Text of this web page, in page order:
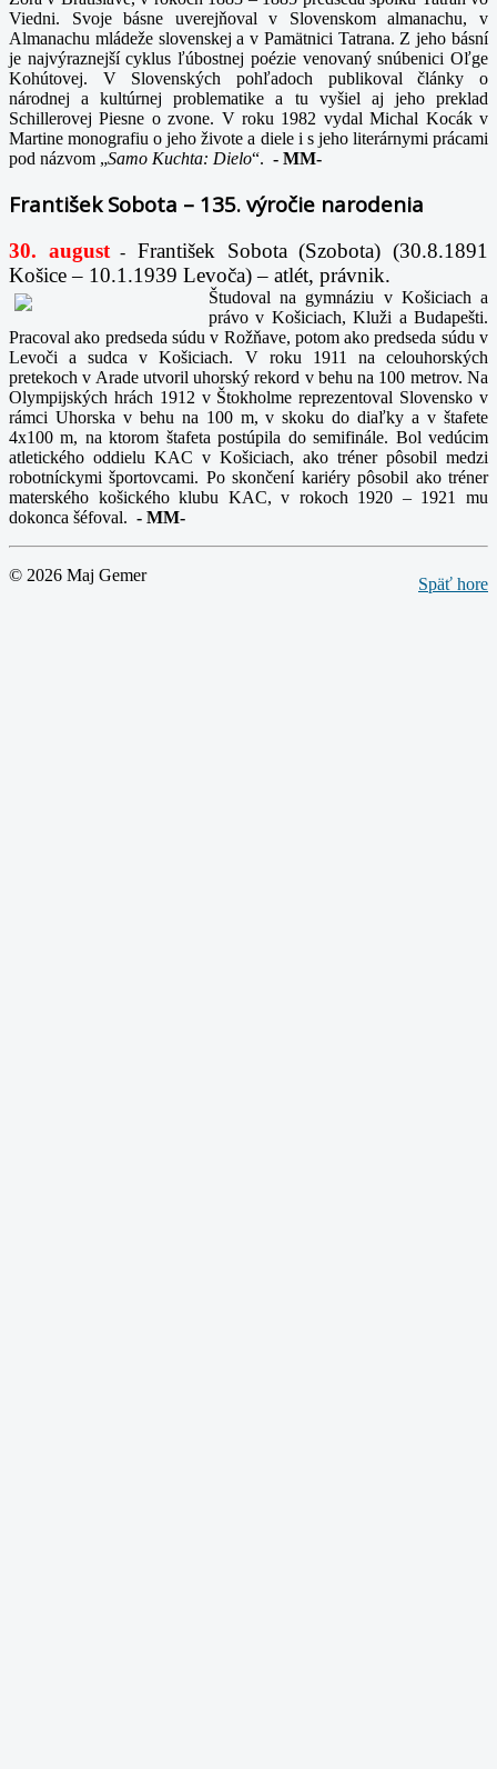
Viedni. Svoje básne uverejňoval v Slovenskom almanachu, v
Almanachu mládeže slovenskej a v Pamätnici Tatrana. Z jeho básní
je najvýraznejší cyklus ľúbostnej poézie venovaný snúbenici Oľge
Kohútovej. V Slovenských pohľadoch publikoval články o
národnej a kultúrnej problematike a tu vyšiel aj jeho preklad
Schillerovej Piesne o zvone. V roku 1982 vydal Michal Kocák v
Martine monografiu o jeho živote a diele i s jeho literárnymi prácami
pod názvom „Samo Kuchta: Dielo“. - MM-
František Sobota – 135. výročie narodenia
30. august-
František Sobota (Szobota) (30.8.1891
Košice – 10.1.1939 Levoča) – atlét, právnik.
Študoval na gymnáziu v Košiciach a
právo v Košiciach, Kluži a Budapešti.
Pracoval ako predseda súdu v Rožňave, potom ako predseda súdu v
Levoči a sudca v Košiciach. V roku 1911 na celouhorských
pretekoch v Arade utvoril uhorský rekord v behu na 100 metrov. Na
Olympijských hrách 1912 v Štokholme reprezentoval Slovensko v
rámci Uhorska v behu na 100 m, v skoku do diaľky a v štafete
4x100 m, na ktorom štafeta postúpila do semifinále. Bol vedúcim
atletického oddielu KAC v Košiciach, ako tréner pôsobil medzi
robotníckymi športovcami. Po skončení kariéry pôsobil ako tréner
materského košického klubu KAC, v rokoch 1920 – 1921 mu
dokonca šéfoval. - MM-
Späť hore
© 2026 Maj Gemer